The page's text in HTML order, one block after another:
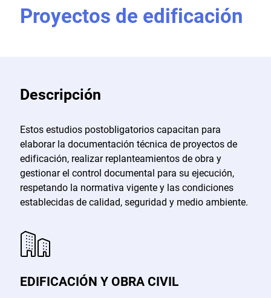
Proyectos de edificación
Descripción
Estos estudios postobligatorios capacitan para
elaborar la documentación técnica de proyectos de
edificación, realizar replanteamientos de obra y
gestionar el control documental para su ejecución,
respetando la normativa vigente y las condiciones
establecidas de calidad, seguridad y medio ambiente.
EDIFICACIÓN Y OBRA CIVIL